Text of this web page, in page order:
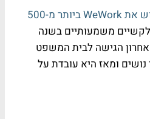
דיווח: אדם נוימן מציע לרכוש את WeWork ביותר מ-500
משמעותיים בשנה
הגישה לבית המשפט
ומאז היא עובדת על